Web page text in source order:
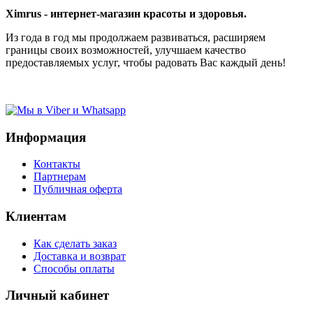
Ximrus - интернет-магазин красоты и здоровья.
Из года в год мы продолжаем развиваться, расширяем
границы своих возможностей, улучшаем качество
предоставляемых услуг, чтобы радовать Вас каждый день!
Информация
Контакты
Партнерам
Публичная оферта
Клиентам
Как сделать заказ
Доставка и возврат
Способы оплаты
Личный кабинет